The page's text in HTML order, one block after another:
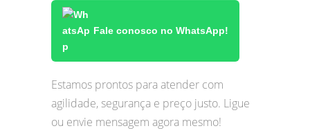
Fale conosco no WhatsApp!
Estamos prontos para atender com
agilidade, segurança e preço justo. Ligue
ou envie mensagem agora mesmo!